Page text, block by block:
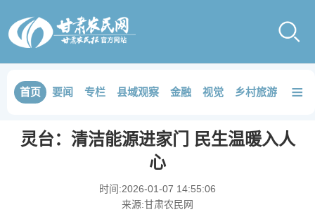
首页 要闻 专栏 县域观察 金融 视觉 乡村旅游 品鉴
≡
灵台：清洁能源进家门 民生温暖入人
心
时间:2026-01-07 14:55:06
来源:甘肃农民网